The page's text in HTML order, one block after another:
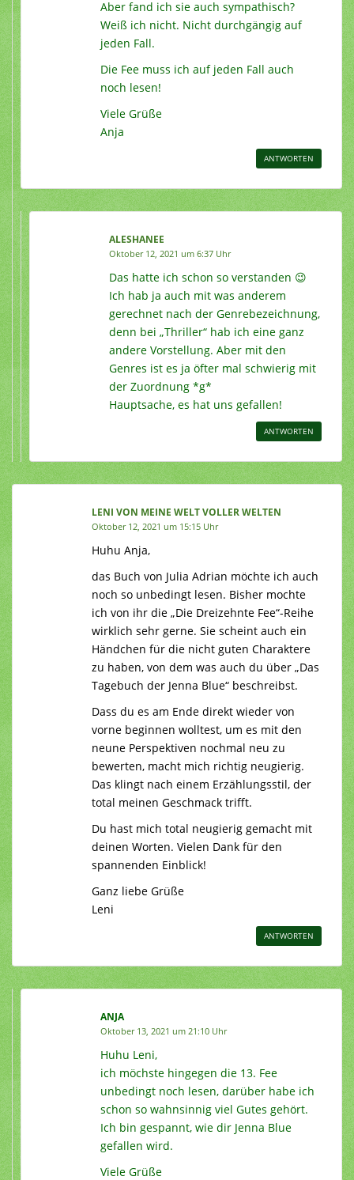
Aber fand ich sie auch sympathisch?
Weiß ich nicht. Nicht durchgängig auf
jeden Fall.
Die Fee muss ich auf jeden Fall auch
noch lesen!
Viele Grüße
Anja
ANTWORTEN
ALESHANEE
Oktober 12, 2021 um 6:37 Uhr
Das hatte ich schon so verstanden 😉
Ich hab ja auch mit was anderem
gerechnet nach der Genrebezeichnung,
denn bei „Thriller“ hab ich eine ganz
andere Vorstellung. Aber mit den
Genres ist es ja öfter mal schwierig mit
der Zuordnung *g*
Hauptsache, es hat uns gefallen!
ANTWORTEN
LENI VON MEINE WELT VOLLER WELTEN
Oktober 12, 2021 um 15:15 Uhr
Huhu Anja,
das Buch von Julia Adrian möchte ich auch
noch so unbedingt lesen. Bisher mochte
ich von ihr die „Die Dreizehnte Fee“-Reihe
wirklich sehr gerne. Sie scheint auch ein
Händchen für die nicht guten Charaktere
zu haben, von dem was auch du über „Das
Tagebuch der Jenna Blue“ beschreibst.
Dass du es am Ende direkt wieder von
vorne beginnen wolltest, um es mit den
neune Perspektiven nochmal neu zu
bewerten, macht mich richtig neugierig.
Das klingt nach einem Erzählungsstil, der
total meinen Geschmack trifft.
Du hast mich total neugierig gemacht mit
deinen Worten. Vielen Dank für den
spannenden Einblick!
Ganz liebe Grüße
Leni
ANTWORTEN
ANJA
Oktober 13, 2021 um 21:10 Uhr
Huhu Leni,
ich möchste hingegen die 13. Fee
unbedingt noch lesen, darüber habe ich
schon so wahnsinnig viel Gutes gehört.
Ich bin gespannt, wie dir Jenna Blue
gefallen wird.
Viele Grüße